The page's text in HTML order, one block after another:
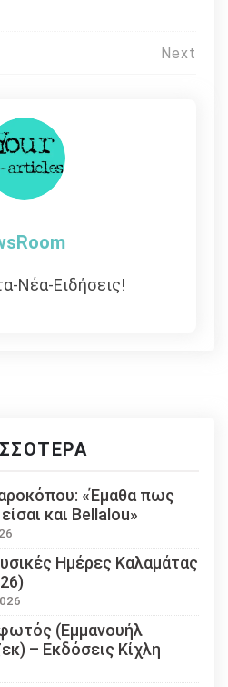
Next
Νέα-Ειδήσεις!
«Έμαθα πως
και Bellalou»
Ημέρες Καλαμάτας
(Εμμανουήλ
– Εκδόσεις Κίχλη